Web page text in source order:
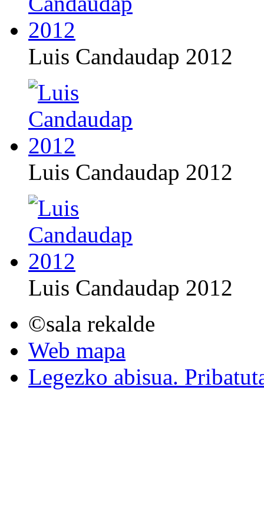
Luis Candaudap 2012
Luis Candaudap 2012
Luis Candaudap 2012
©sala rekalde
Web mapa
Legezko abisua.